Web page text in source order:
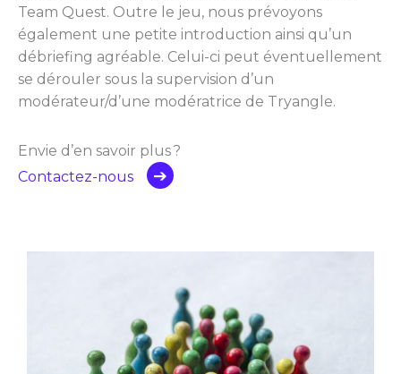
Team Quest. Outre le jeu, nous prévoyons
également une petite introduction ainsi qu’un
débriefing agréable. Celui-ci peut éventuellement
se dérouler sous la supervision d’un
modérateur/d’une modératrice de Tryangle.
Envie d’en savoir plus ?
Contactez-nous